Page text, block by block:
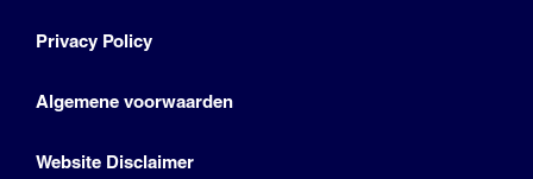
Privacy Policy
Algemene voorwaarden
Website Disclaimer